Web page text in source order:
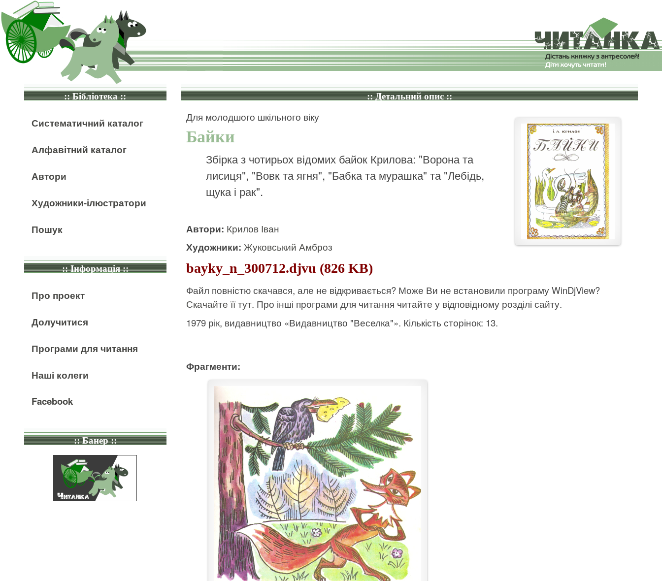
:: Бібліотека ::
Систематичний каталог
Алфавітний каталог
Автори
Художники-ілюстратори
Пошук
:: Інформація ::
Про проект
Долучитися
Програми для читання
Наші колеги
Facebook
:: Банер ::
:: Детальний опис ::
Для молодшого шкільного віку
Байки
Збірка з чотирьох відомих байок Крилова: "Ворона та
лисиця", "Вовк та ягня", "Бабка та мурашка" та "Лебідь,
щука і рак".
Автори: Крилов Іван
Художники: Жуковський Амброз
bayky_n_300712.djvu (826 KB)
Файл повністю скачався, але не відкривається? Може Ви не встановили програму WinDjView?
Скачайте її тут. Про інші програми для читання читайте у відповідному розділі сайту.
1979 рік, видавництво «Видавництво "Веселка"». Кількість сторінок: 13.
Фрагменти: